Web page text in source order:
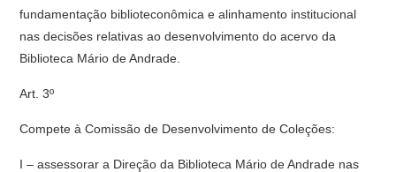
fundamentação biblioteconômica e alinhamento institucional
nas decisões relativas ao desenvolvimento do acervo da
Biblioteca Mário de Andrade.
Art. 3º
Compete à Comissão de Desenvolvimento de Coleções:
I – assessorar a Direção da Biblioteca Mário de Andrade nas